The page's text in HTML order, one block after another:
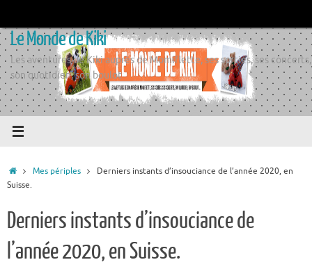
contenu
Le Monde de Kiki
Les aventures de Kiki auprès de Momiflette, ses sorties, ses concerts,
son quotidien, son boulot
Accueil
Mes périples
Derniers instants d’insouciance de l’année 2020, en
Suisse.
Derniers instants d’insouciance de
l’année 2020, en Suisse.